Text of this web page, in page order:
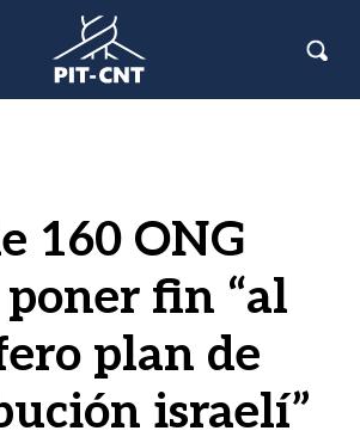
160 ONG
fin “al
plan de
israelí”